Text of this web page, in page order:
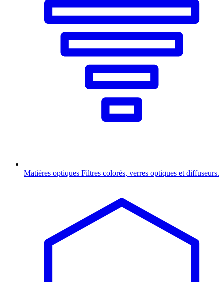
Matières optiques Filtres colorés, verres optiques et diffuseurs.